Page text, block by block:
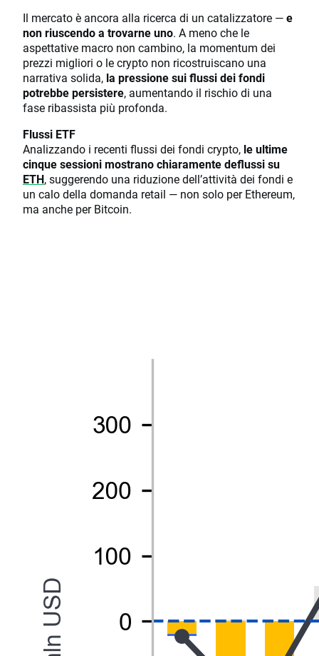
Il mercato è ancora alla ricerca di un catalizzatore —e
non riuscendo a trovarne uno. A meno che le
aspettative macro non cambino, la momentum dei
prezzi migliori o le crypto non ricostruiscano una
narrativa solida, la pressione sui flussi dei fondi
potrebbe persistere, aumentando il rischio di una
fase ribassista più profonda.
Flussi ETF
Analizzando i recenti flussi dei fondi crypto, le ultime
cinque sessioni mostrano chiaramente deflussi su
ETH, suggerendo una riduzione dell’attività dei fondi e
un calo della domanda retail — non solo per Ethereum,
ma anche per Bitcoin.